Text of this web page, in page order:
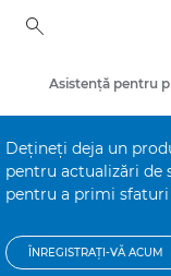
Deţineţi deja un
pentru actualizări de
pentru a primi sfaturi
ÎNREGISTRAŢI-VĂ ACUM